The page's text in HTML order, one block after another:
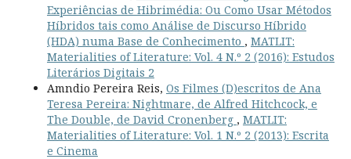
Experiências de Hibrimédia: Ou Como Usar Métodos
Híbridos tais como Análise de Discurso Híbrido
(HDA) numa Base de Conhecimento , MATLIT:
Materialities of Literature: Vol. 4 N.º 2 (2016): Estudos
Literários Digitais 2
Amndio Pereira Reis, Os Filmes (D)escritos de Ana
Teresa Pereira: Nightmare, de Alfred Hitchcock, e
The Double, de David Cronenberg , MATLIT:
Materialities of Literature: Vol. 1 N.º 2 (2013): Escrita
e Cinema